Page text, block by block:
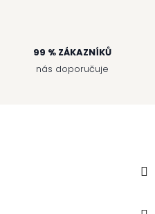
99 % ZÁKAZNÍKŮ
nás doporučuje